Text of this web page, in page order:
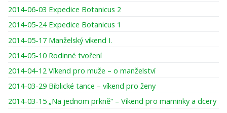
2014-06-03 Expedice Botanicus 2
2014-05-24 Expedice Botanicus 1
2014-05-17 Manželský víkend I.
2014-05-10 Rodinné tvoření
2014-04-12 Víkend pro muže – o manželství
2014-03-29 Biblické tance – víkend pro ženy
2014-03-15 „Na jednom prkně“ – Víkend pro maminky a dcery